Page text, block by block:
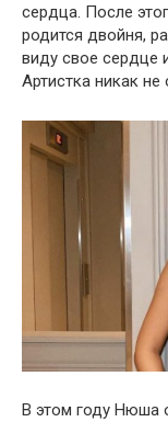
сердца. После
родится двойня,
виду свое сердце
Артистка никак не
В этом году Нюша